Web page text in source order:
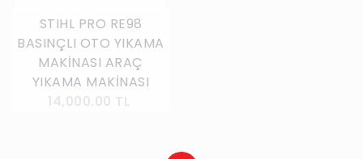
STIHL PRO RE98
BASINÇLI OTO YIKAMA
MAKİNASI ARAÇ
YIKAMA MAKİNASI
14,000.00 TL